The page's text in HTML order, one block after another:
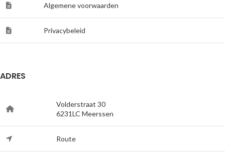
Algemene voorwaarden
Privacybeleid
ADRES
Volderstraat 30
6231LC Meerssen
Route